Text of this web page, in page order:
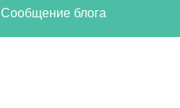
Сообщение блога